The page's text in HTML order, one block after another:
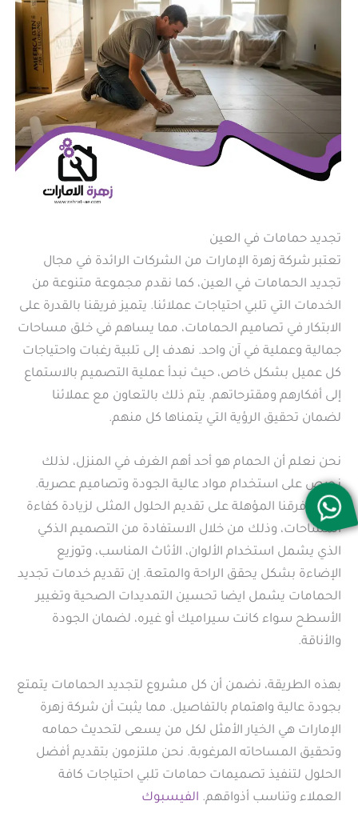
تجديد حمامات في العين
تعتبر شركة زهرة الإمارات من الشركات الرائدة في مجال
تجديد الحمامات في العين، كما نقدم مجموعة متنوعة من
الخدمات التي تلبي احتياجات عملائنا. يتميز فريقنا بالقدرة على
الابتكار في تصاميم الحمامات، مما يساهم في خلق مساحات
جمالية وعملية في آن واحد. نهدف إلى تلبية رغبات واحتياجات
كل عميل بشكل خاص، حيث نبدأ عملية التصميم بالاستماع
إلى أفكارهم ومقترحاتهم. يتم ذلك بالتعاون مع عملائنا
لضمان تحقيق الرؤية التي يتمناها كل منهم.
نحن نعلم أن الحمام هو أحد أهم الغرف في المنزل، لذلك
نحرص على استخدام مواد عالية الجودة وتصاميم عصرية.
تعمل فرقنا المؤهلة على تقديم الحلول المثلى لزيادة كفاءة
المساحات، وذلك من خلال الاستفادة من التصميم الذكي
الذي يشمل استخدام الألوان، الأثاث المناسب، وتوزيع
الإضاءة بشكل يحقق الراحة والمتعة. إن تقديم خدمات تجديد
الحمامات يشمل ايضا تحسين التمديدات الصحية وتغيير
الأسطح سواء كانت سيراميك أو غيره، لضمان الجودة
والأناقة.
بهذه الطريقة، نضمن أن كل مشروع لتجديد الحمامات يتمتع
بجودة عالية واهتمام بالتفاصيل. مما يثبت أن شركة زهرة
الإمارات هي الخيار الأمثل لكل من يسعى لتحديث حمامه
وتحقيق المساحاته المرغوبة. نحن ملتزمون بتقديم أفضل
الحلول لتنفيذ تصميمات حمامات تلبي احتياجات كافة
العملاء وتناسب أذواقهم. الفيسبوك